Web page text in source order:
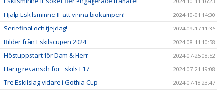
Hjälp Eskilsminne IF att vinna biokampen! 2024-10-01 14:30
Seriefinal och tjejdag! 2024-09-17 11:36
Bilder från Eskilscupen 2024 2024-08-11 10:58
Höstuppstart för Dam & Herr 2024-07-25 08:52
Härlig revansch för Eskils F17 2024-07-21 19:08
Tre Eskilslag vidare i Gothia Cup 2024-07-18 23:47